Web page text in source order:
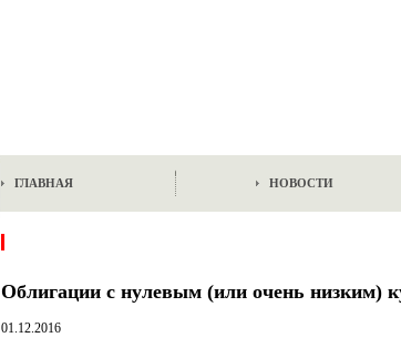
ГЛАВНАЯ НОВОСТИ
Облигации с нулевым (или очень низким)
01.12.2016